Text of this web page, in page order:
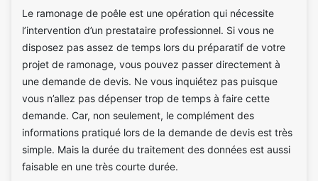
Le ramonage de poêle est une opération qui nécessite
l’intervention d’un prestataire professionnel. Si vous ne
disposez pas assez de temps lors du préparatif de votre
projet de ramonage, vous pouvez passer directement à
une demande de devis. Ne vous inquiétez pas puisque
vous n’allez pas dépenser trop de temps à faire cette
demande. Car, non seulement, le complément des
informations pratiqué lors de la demande de devis est très
simple. Mais la durée du traitement des données est aussi
faisable en une très courte durée.